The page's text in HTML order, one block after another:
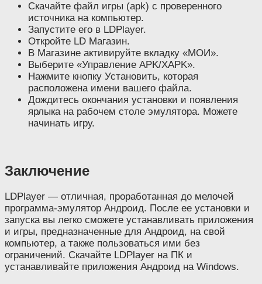
Скачайте файл игры (apk) с проверенного
источника на компьютер.
Запустите его в LDPlayer.
Откройте LD Магазин.
В Магазине активируйте вкладку «МОИ».
Выберите «Управление APK/XAPK».
Нажмите кнопку Установить, которая
расположена имени вашего файла.
Дождитесь окончания установки и появления
ярлыка на рабочем столе эмулятора. Можете
начинать игру.
Заключение
LDPlayer — отличная, проработанная до мелочей
программа-эмулятор Андроид. После ее установки и
запуска вы легко сможете устанавливать приложения
и игры, предназначенные для Андроид, на свой
компьютер, а также пользоваться ими без
ограничений. Скачайте LDPlayer на ПК и
устанавливайте приложения Андроид на Windows.